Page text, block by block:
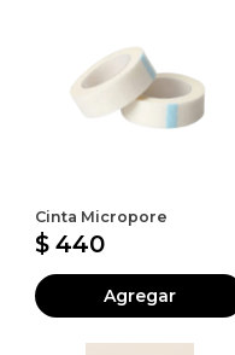
Cinta Micropore
$ 440
Agregar